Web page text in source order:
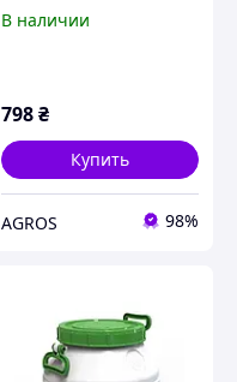
В наличии
798₴
Купить
AGROS 98%